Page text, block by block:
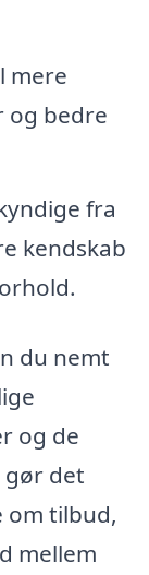
mere
og bedre
fra
kendskab
du nemt
og de
det
om tilbud,
mellem